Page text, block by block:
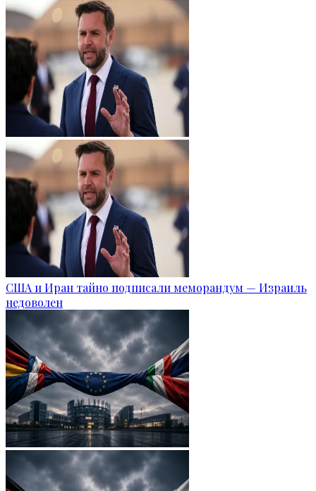
США и Иран тайно подписали меморандум — Израиль
недоволен